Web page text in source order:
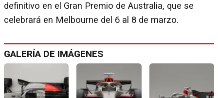
definitivo en el Gran Premio de Australia, que se
celebrará en Melbourne del 6 al 8 de marzo.
GALERÍA DE IMÁGENES